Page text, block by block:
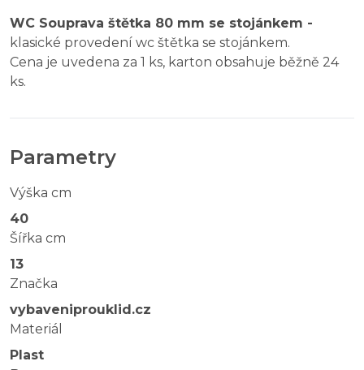
WC Souprava štětka 80 mm se stojánkem -
klasické provedení wc štětka se stojánkem.
Cena je uvedena za 1 ks, karton obsahuje běžně 24
ks.
Parametry
Výška cm
40
Šířka cm
13
Značka
vybaveniprouklid.cz
Materiál
Plast